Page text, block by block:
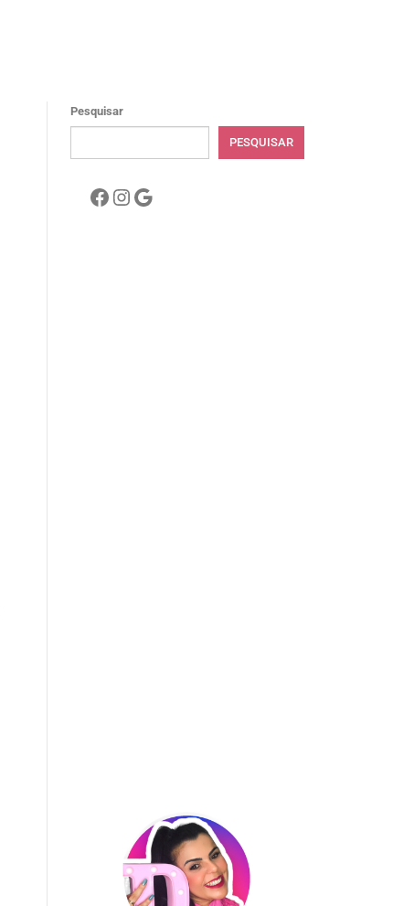
Pesquisar
PESQUISAR
Facebook
Instagram
Google